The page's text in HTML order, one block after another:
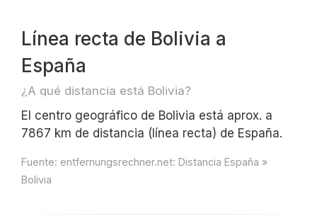
Línea recta de Bolivia a
España
¿A qué distancia está Bolivia?
El centro geográfico de Bolivia está aprox. a
7867 km de distancia (línea recta) de España.
Fuente: entfernungsrechner.net: Distancia España »
Bolivia